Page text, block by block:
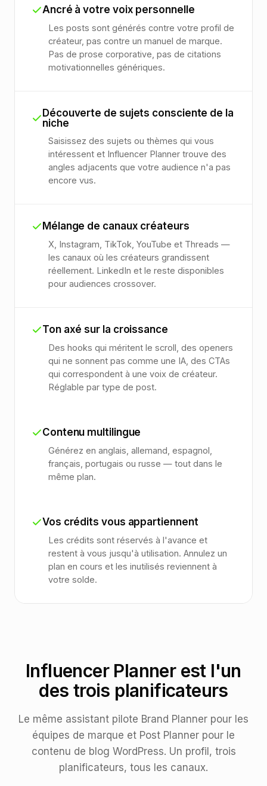
Ancré à votre voix personnelle
Les posts sont générés contre votre profil de
créateur, pas contre un manuel de marque.
Pas de prose corporative, pas de citations
motivationnelles génériques.
Découverte de sujets consciente de la
niche
Saisissez des sujets ou thèmes qui vous
intéressent et Influencer Planner trouve des
angles adjacents que votre audience n'a pas
encore vus.
Mélange de canaux créateurs
X, Instagram, TikTok, YouTube et Threads —
les canaux où les créateurs grandissent
réellement. LinkedIn et le reste disponibles
pour audiences crossover.
Ton axé sur la croissance
Des hooks qui méritent le scroll, des openers
qui ne sonnent pas comme une IA, des CTAs
qui correspondent à une voix de créateur.
Réglable par type de post.
Contenu multilingue
Générez en anglais, allemand, espagnol,
français, portugais ou russe — tout dans le
même plan.
Vos crédits vous appartiennent
Les crédits sont réservés à l'avance et
restent à vous jusqu'à utilisation. Annulez un
plan en cours et les inutilisés reviennent à
votre solde.
Influencer Planner est l'un
des trois planificateurs
Le même assistant pilote Brand Planner pour les
équipes de marque et Post Planner pour le
contenu de blog WordPress. Un profil, trois
planificateurs, tous les canaux.